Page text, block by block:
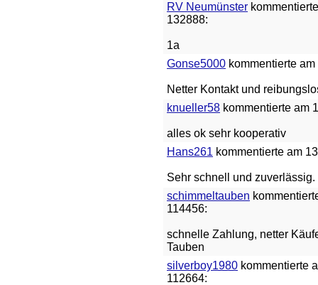
RV Neumünster
132888:
1a
Gonse5000 kommentierte
Netter Kontakt und
knueller58 kommentierte am
alles ok sehr kooperativ
Hans261 kommentierte am
Sehr schnell und zuverlässig.
schimmeltauben
114456:
schnelle Zahlung, netter
Tauben
silverboy1980 kommentierte
112664: